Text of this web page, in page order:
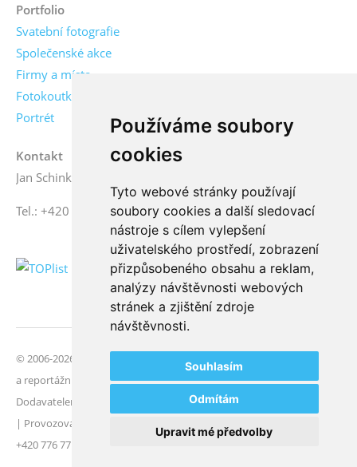
Používáme soubory
cookies
Tyto webové stránky používají
soubory cookies a další sledovací
nástroje s cílem vylepšení
uživatelského prostředí, zobrazení
přizpůsobeného obsahu a reklam,
analýzy návštěvnosti webových
stránek a zjištění zdroje
návštěvnosti.
Souhlasím
Odmítám
Upravit mé předvolby
Portfolio
Svatební fotografie
Společenské akce
Firmy a místa
Fotokoutky
Portrét
Kontakt
Jan Schinko jr., fotograf
Tel.: +420 776 771 000
© 2006-2026 FotoSchinko, všechna práva vyhrazena | Svatební
a reportážní fotografie | České Budějovice, jižní Čechy |
Dodavatelem obsahu stránek je Jan Schinko jr. a osoby v referencích
| Provozovatel webu je Jan Schinko jr. | IČ: 08096775 | Tel.:
+420 776 771 000 |